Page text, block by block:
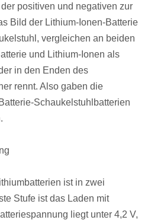
positiven und negativen zur
Bild der Lithium-Ionen-Batterie
vergleichen an beiden
und Lithium-Ionen als
in den Enden des
rennt. Also gaben die
Schaukelstuhlbatterien
ist in zwei
Stufe ist das Laden mit
liegt unter 4,2 V,